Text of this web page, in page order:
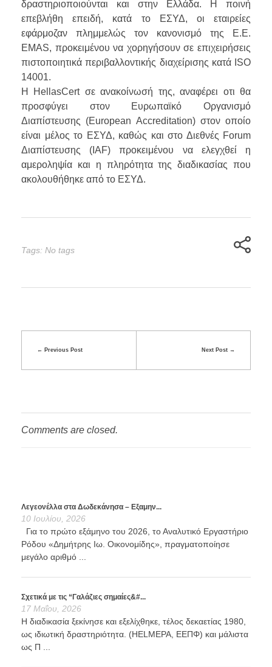
δραστηριοποιούνται και στην Ελλάδα. H ποινή
επεβλήθη επειδή, κατά το ΕΣΥΔ, οι εταιρείες
εφάρμοζαν πλημμελώς τον κανονισμό της Ε.Ε.
ΕΜΑS, προκειμένου να χορηγήσουν σε επιχειρήσεις
πιστοποιητικά περιβαλλοντικής διαχείρισης κατά ISO
14001.
Η ΗellasCert σε ανακοίνωσή της, αναφέρει οτι θα
προσφύγει στον Ευρωπαϊκό Οργανισμό
Διαπίστευσης (European Accreditation) στον οποίο
είναι μέλος το ΕΣΥΔ, καθώς και στο Διεθνές Forum
Διαπίστευσης (IAF) προκειμένου να ελεγχθεί η
αμεροληψία και η πληρότητα της διαδικασίας που
ακολουθήθηκε από το ΕΣΥΔ.
Tags: No tags
Previous Post Next Post
Comments are closed.
Λεγεονέλλα στα Δωδεκάνησα – Εξαμην...
10 Ιουλίου, 2026
Για το πρώτο εξάμηνο του 2026, το Αναλυτικό Εργαστήριο
Ρόδου «Δημήτρης Ιω. Οικονομίδης», πραγματοποίησε
μεγάλο αριθμό ...
Σχετικά με τις “Γαλάζιες σημαίες&#...
17 Μαΐου, 2026
Η διαδικασία ξεκίνησε και εξελίχθηκε, τέλος δεκαετίας 1980,
ως ιδιωτική δραστηριότητα. (HELMEPA, ΕΕΠΦ) και μάλιστα
ως Π ...